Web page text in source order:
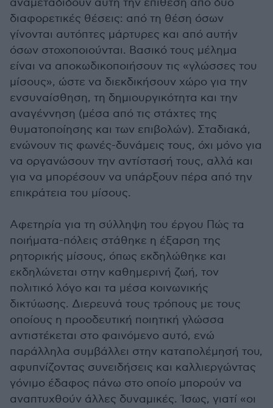
αναμεταδίδουν αυτή την επίθεση από δύο
διαφορετικές θέσεις: από τη θέση όσων
γίνονται αυτόπτες μάρτυρες και από αυτήν
όσων στοχοποιούνται. Βασικό τους μέλημα
είναι να αποκωδικοποιήσουν τις «γλώσσες του
μίσους», ώστε να διεκδικήσουν χώρο για την
ενσυναίσθηση, τη δημιουργικότητα και την
αναγέννηση (μέσα από τις στάχτες της
θυματοποίησης και των επιβολών). Σταδιακά,
ενώνουν τις φωνές-δυνάμεις τους, όχι μόνο για
να οργανώσουν την αντίστασή τους, αλλά και
για να μπορέσουν να υπάρξουν πέρα από την
επικράτεια του μίσους.
Αφετηρία για τη σύλληψη του έργου Πώς τα
ποιήματα-πόλεις στάθηκε η έξαρση της
ρητορικής μίσους, όπως εκδηλώθηκε και
εκδηλώνεται στην καθημερινή ζωή, τον
πολιτικό λόγο και τα μέσα κοινωνικής
δικτύωσης. Διερευνά τους τρόπους με τους
οποίους η προοδευτική ποιητική γλώσσα
αντιστέκεται στο φαινόμενο αυτό, ενώ
παράλληλα συμβάλλει στην καταπολέμησή του,
αφυπνίζοντας συνειδήσεις και καλλιεργώντας
γόνιμο έδαφος πάνω στο οποίο μπορούν να
αναπτυχθούν άλλες δυναμικές. Ίσως, γιατί «οι